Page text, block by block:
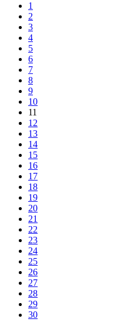
1
2
3
4
5
6
7
8
9
10
11
12
13
14
15
16
17
18
19
20
21
22
23
24
25
26
27
28
29
30